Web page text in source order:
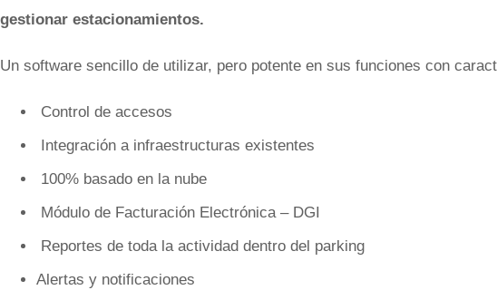
gestionar estacionamientos.
Un software sencillo de utilizar, pero potente en sus funciones con
Control de accesos
Integración a infraestructuras existentes
100% basado en la nube
Módulo de Facturación Electrónica – DGI
Reportes de toda la actividad dentro del parking
Alertas y notificaciones